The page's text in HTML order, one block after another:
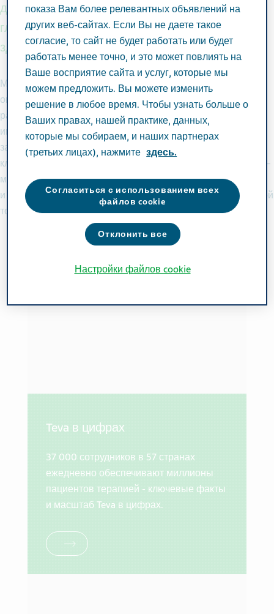
деятельности Teva придерживается своего
главного принципа —Вместеулучшаем
здоровье.
Мы опираемся на научные принципы и наш многолетний
опыт, чтобы создавать необходимые миру препараты,
развивать
инновационные методы лечения и совершенствовать
запуск новых дженериков и биосимиляров. Ради наших
клиентов – врачей, фармацевтов, пациентов и их близких –
мы всегда стремимся расширять научные границы
и обеспечивать доступ к качественным лекарствам в любой
точке мира.
Teva в цифрах
37 000 сотрудников в 57 странах
ежедневно обеспечивают миллионы
пациентов терапией - ключевые факты
и масштаб Teva в цифрах.
показа Вам более релевантных объявлений на
других веб-сайтах. Если Вы не даете такое
согласие, то сайт не будет работать или будет
работать менее точно, и это может повлиять на
Ваше восприятие сайта и услуг, которые мы
можем предложить. Вы можете изменить
решение в любое время. Чтобы узнать больше о
Ваших правах, нашей практике, данных,
которые мы собираем, и наших партнерах
(третьих лицах), нажмите здесь.
Согласиться с использованием всех
файлов cookie
Отклонить все
Настройки файлов cookie